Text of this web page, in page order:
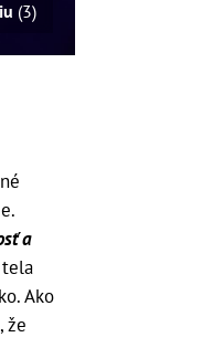
(3)
a
Ako
že